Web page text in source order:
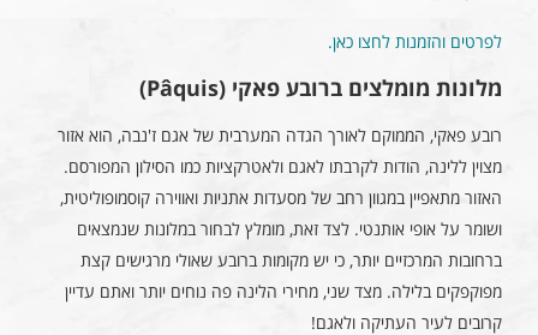
לפרטים והזמנות לחצו כאן.
מלונות מומלצים ברובע פאקי (Pâquis)
רובע פאקי, הממוקם לאורך הגדה המערבית של אגם ז'נבה, הוא אזור
מצוין ללינה, הודות לקרבתו לאגם ולאטרקציות כמו הסילון המפורסם.
האזור מתאפיין במגוון רחב של מסעדות אתניות ואווירה קוסמופוליטית,
ושומר על אופי אותנטי. לצד זאת, מומלץ לבחור במלונות שנמצאים
ברחובות המרכזיים יותר, כי יש מקומות ברובע שאולי מרגישים קצת
מפוקפקים בלילה. מצד שני, מחירי הלינה פה נוחים יותר ואתם עדיין
קרובים לעיר העתיקה ולאגם!